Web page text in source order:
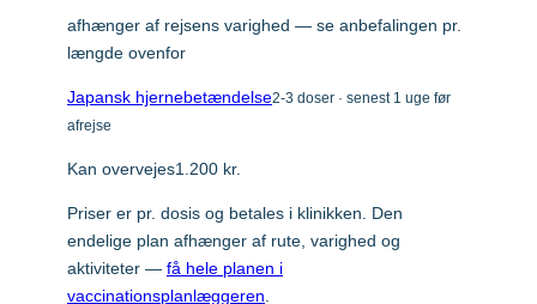
Tanzania
Thailand
Ved intens smitteudsættelse eller ved
viden om aktuelle udbrud vil også kortere
vaccination.
længerevarende udendørs ophold i
landområder, specielt i aften og
nattetimer, samt udendørs aktiviteter som
camping, hiking og trekking.
afhænger af rejsens varighed — se anbefalingen pr.
længde ovenfor
Japansk hjernebetændelse2-3 doser · senest 1 uge før
afrejse
Kan overvejes1.200 kr.
Priser er pr. dosis og betales i klinikken. Den
endelige plan afhænger af rute, varighed og
aktiviteter — få hele planen i
vaccinationsplanlæggeren.